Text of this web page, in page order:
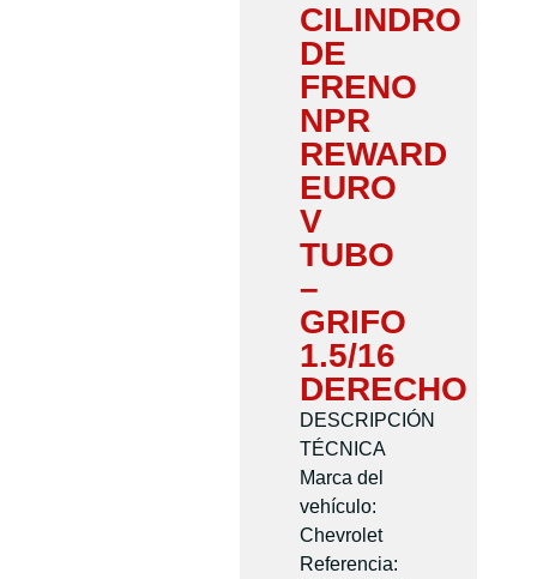
CILINDRO
DE
FRENO
NPR
REWARD
EURO
V
TUBO
–
GRIFO
1.5/16
DERECHO
DESCRIPCIÓN
TÉCNICA
Marca del
vehículo:
Chevrolet
Referencia: